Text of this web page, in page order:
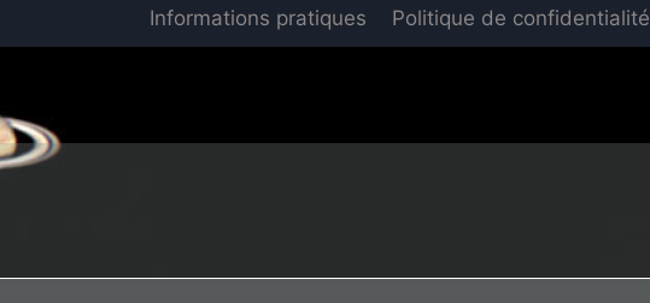
Informations pratiques Politique de confidentialité